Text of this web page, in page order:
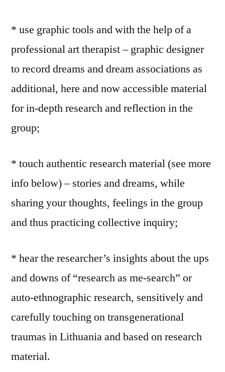
* use graphic tools and with the help of a
professional art therapist – graphic designer
to record dreams and dream associations as
additional, here and now accessible material
for in-depth research and reflection in the
group;
* touch authentic research material (see more
info below) – stories and dreams, while
sharing your thoughts, feelings in the group
and thus practicing collective inquiry;
* hear the researcher’s insights about the ups
and downs of “research as me-search” or
auto-ethnographic research, sensitively and
carefully touching on transgenerational
traumas in Lithuania and based on research
material.